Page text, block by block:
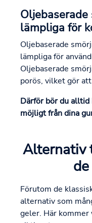
lämpliga för
Oljebaserade
lämpliga för
Oljebaserade
porös, vilket gör
Därför bör du
möjligt från dina
Alternativ
Förutom de
alternativ som
geler. Här kommer